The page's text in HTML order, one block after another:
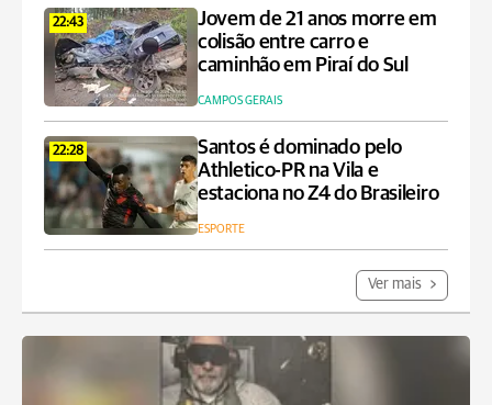
22:43
Jovem de 21 anos morre em
colisão entre carro e
caminhão em Piraí do Sul
CAMPOS GERAIS
22:28
Santos é dominado pelo
Athletico-PR na Vila e
estaciona no Z4 do Brasileiro
ESPORTE
Ver mais